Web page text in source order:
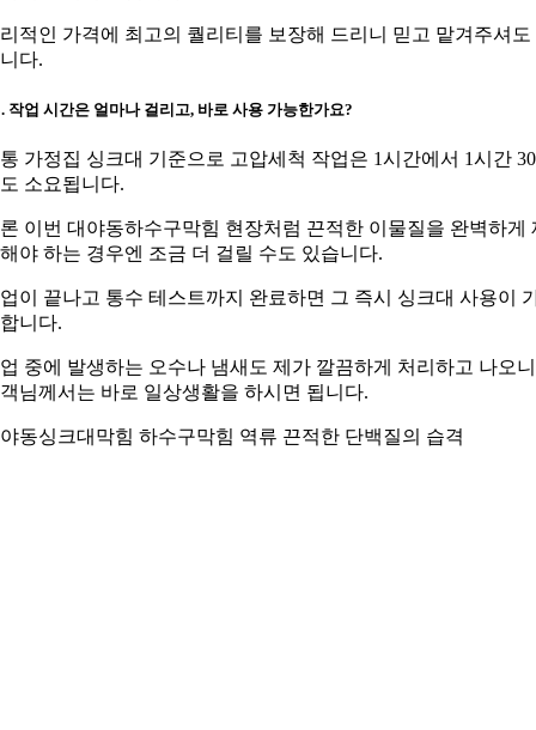
적인 가격에 최고의 퀄리티를 보장해 드리니 믿고 맡겨주셔도
다.
작업 시간은 얼마나 걸리고, 바로 사용 가능한가요?
가정집 싱크대 기준으로 고압세척 작업은 1시간에서 1시간
소요됩니다.
이번 대야동하수구막힘 현장처럼 끈적한 이물질을 완벽하게
야 하는 경우엔 조금 더 걸릴 수도 있습니다.
이 끝나고 통수 테스트까지 완료하면 그 즉시 싱크대 사용이
니다.
중에 발생하는 오수나 냄새도 제가 깔끔하게 처리하고 나오
님께서는 바로 일상생활을 하시면 됩니다.
동싱크대막힘 하수구막힘 역류 끈적한 단백질의 습격